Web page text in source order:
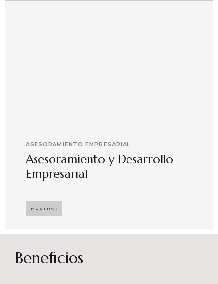
ASESORAMIENTO EMPRESARIAL
Asesoramiento y Desarrollo
Empresarial
desarrollar el compromiso y motivación en el
capital humano en ambientes de trabajo más
sostenibles en el tiempo. Brindando soporte
especializado en proyectos integrales que
MOSTRAR
Beneficios